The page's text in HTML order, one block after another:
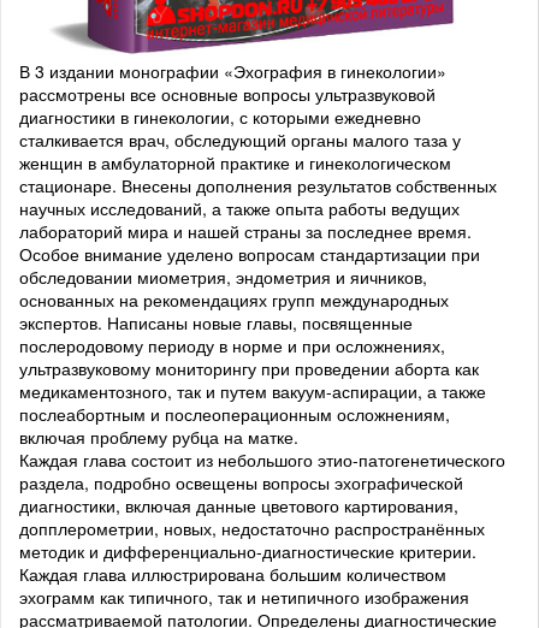
В 3 издании монографии «Эхография в гинекологии»
рассмотрены все основные вопросы ультразвуковой
диагностики в гинекологии, с которыми ежедневно
сталкивается врач, обследующий органы малого таза у
женщин в амбулаторной практике и гинекологическом
стационаре. Внесены дополнения результатов собственных
научных исследований, а также опыта работы ведущих
лабораторий мира и нашей страны за последнее время.
Особое внимание уделено вопросам стандартизации при
обследовании миометрия, эндометрия и яичников,
основанных на рекомендациях групп международных
экспертов. Написаны новые главы, посвященные
послеродовому периоду в норме и при осложнениях,
ультразвуковому мониторингу при проведении аборта как
медикаментозного, так и путем вакуум-аспирации, а также
послеабортным и послеоперационным осложнениям,
включая проблему рубца на матке.
Каждая глава состоит из небольшого этио-патогенетического
раздела, подробно освещены вопросы эхографической
диагностики, включая данные цветового картирования,
допплерометрии, новых, недостаточно распространённых
методик и дифференциально-диагностические критерии.
Каждая глава иллюстрирована большим количеством
эхограмм как типичного, так и нетипичного изображения
рассматриваемой патологии. Определены диагностические